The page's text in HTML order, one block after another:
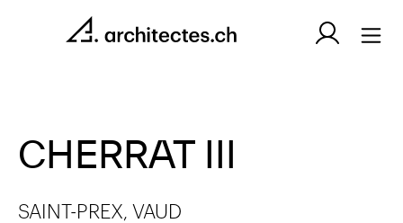
CHERRAT III
SAINT-PREX, VAUD